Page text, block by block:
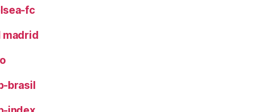
fc
madrid
brasil